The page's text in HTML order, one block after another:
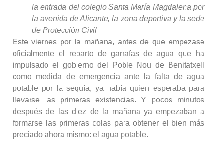
la entrada del colegio Santa María Magdalena por
la avenida de Alicante, la zona deportiva y la sede
de Protección Civil
Este viernes por la mañana, antes de que empezase
oficialmente el reparto de garrafas de agua que ha
impulsado el gobierno del Poble Nou de Benitatxell
como medida de emergencia ante la falta de agua
potable por la sequía, ya había quien esperaba para
llevarse las primeras existencias. Y pocos minutos
después de las diez de la mañana ya empezaban a
formarse las primeras colas para obtener el bien más
preciado ahora mismo: el agua potable.